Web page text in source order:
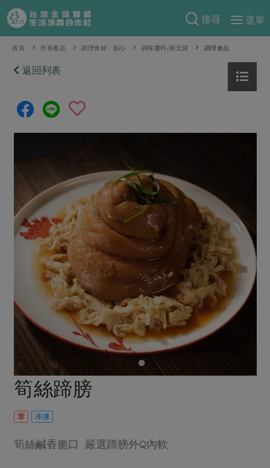
搜尋
選單
產品分類
當季蔬果
芽苗類
辛香料類
乳製品
豆製品 米麵雜糧
肉品・水產
畜產肉類 水產
水畜加工品
調理食材・點心
調味醬料/南北貨 烘焙
休閒零嘴 沖泡飲品
保健食品
食譜料理
食材
常備菜
蔬食
蛋料理
料理方式
烘焙．點心
醬料
湯品．鍋物
漬物
特別企畫
預購活動
防災用品預購圓滿結束
2026年端午節預購圓滿結束
更多預購活動
當季產品
合作25-經典快閃最後一週
合作25-精選產品第四彈
合作25-精選產品第三彈
更多當季產品
議題活動
主婦聯盟X樂齡網特約優惠案
綠主張
主婦食堂 一籃菜真心話
社內大小事 合作聯合國
產品故事 生活提案
樂齡生活 親子食育
廚房瑜伽
關注議題
減硝酸鹽 惜食
非基改運動 支持本土農糧
廢核運動 能源議題
減添加物
公益金
更多議題
認識合作社
關於我們
合作社組織
員工與求才
產品檢驗
自主把關
檢驗報告
硝酸鹽檢驗
社員權益
重要公告
首頁 所有產品 調理食材・點心 調味醬料/南北貨 調理食品
返回列表
筍絲蹄膀
葷 冷凍
筍絲鹹香脆口 嚴選蹄膀外Q內軟